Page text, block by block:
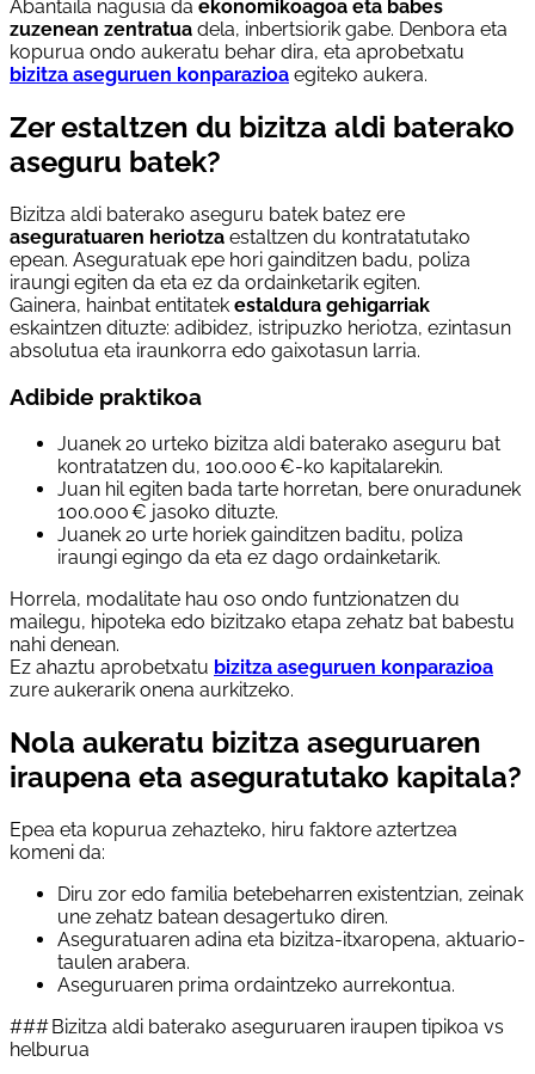
Abantaila nagusia da ekonomikoagoa eta babes
zuzenean zentratua dela, inbertsiorik gabe. Denbora eta
kopurua ondo aukeratu behar dira, eta aprobetxatu
bizitza aseguruen konparazioa egiteko aukera.
Zer estaltzen du bizitza aldi baterako
aseguru batek?
Bizitza aldi baterako aseguru batek batez ere
aseguratuaren heriotza estaltzen du kontratatutako
epean. Aseguratuak epe hori gainditzen badu, poliza
iraungi egiten da eta ez da ordainketarik egiten.
Gainera, hainbat entitatek estaldura gehigarriak
eskaintzen dituzte: adibidez, istripuzko heriotza, ezintasun
absolutua eta iraunkorra edo gaixotasun larria.
Adibide praktikoa
Juanek 20 urteko bizitza aldi baterako aseguru bat
kontratatzen du, 100.000 €-ko kapitalarekin.
Juan hil egiten bada tarte horretan, bere onuradunek
100.000 € jasoko dituzte.
Juanek 20 urte horiek gainditzen baditu, poliza
iraungi egingo da eta ez dago ordainketarik.
Horrela, modalitate hau oso ondo funtzionatzen du
mailegu, hipoteka edo bizitzako etapa zehatz bat babestu
nahi denean.
Ez ahaztu aprobetxatu bizitza aseguruen konparazioa
zure aukerarik onena aurkitzeko.
Nola aukeratu bizitza aseguruaren
iraupena eta aseguratutako kapitala?
Epea eta kopurua zehazteko, hiru faktore aztertzea
komeni da:
Diru zor edo familia betebeharren existentzian, zeinak
une zehatz batean desagertuko diren.
Aseguratuaren adina eta bizitza-itxaropena, aktuario-
taulen arabera.
Aseguruaren prima ordaintzeko aurrekontua.
### Bizitza aldi baterako aseguruaren iraupen tipikoa vs
helburua